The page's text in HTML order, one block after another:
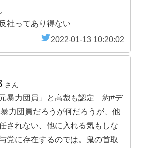
社ってあり得ない
2022-01-13 10:20:02
さん
暴力団員」と高裁も認定 約#デ
力団員だろうが何だろうが、他
されない、他に入れる気もしな
党に存在するのでは。鬼の首取